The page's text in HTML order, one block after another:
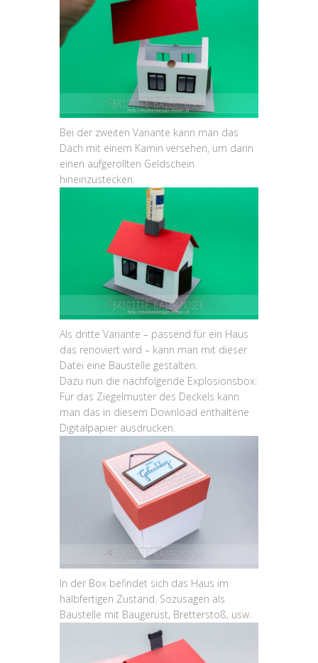
Bei der zweiten Variante kann man das
Dach mit einem Kamin versehen, um darin
einen aufgerollten Geldschein
hineinzustecken.
Als dritte Variante – passend für ein Haus
das renoviert wird – kann man mit dieser
Datei eine Baustelle gestalten.
Dazu nun die nachfolgende Explosionsbox:
Für das Ziegelmuster des Deckels kann
man das in diesem Download enthaltene
Digitalpapier ausdrucken.
In der Box befindet sich das Haus im
halbfertigen Zustand. Sozusagen als
Baustelle mit Baugerüst, Bretterstoß, usw.